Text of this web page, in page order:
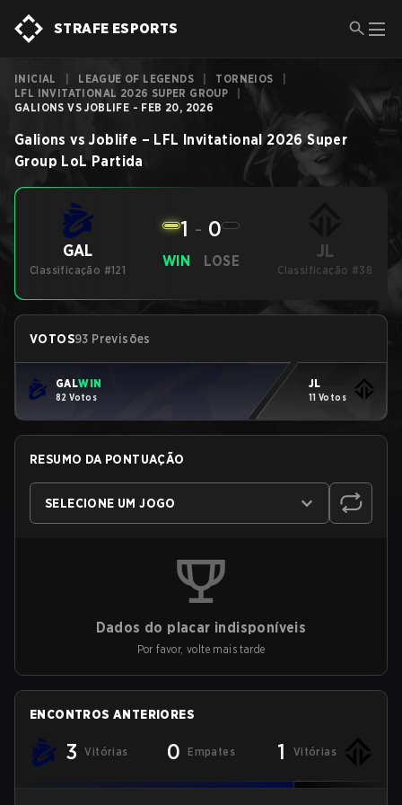
STRAFE ESPORTS
INICIAL LEAGUE OF LEGENDS TORNEIOS
LFL INVITATIONAL 2026 SUPER GROUP
GALIONS VS JOBLIFE - FEB 20, 2026
Galions vs Joblife – LFL Invitational 2026 Super
Group LoL Partida
GAL
Classificação #121
WIN
1 - 0
LOSE JL
Classificação #38
VOTOS93 Previsões
GALWIN
82 Votos
JL
11 Votos
RESUMO DA PONTUAÇÃO
SELECIONE UM JOGO
Dados do placar indisponíveis
Por favor, volte mais tarde
ENCONTROS ANTERIORES
3 Vitórias 0 Empates 1 Vitórias